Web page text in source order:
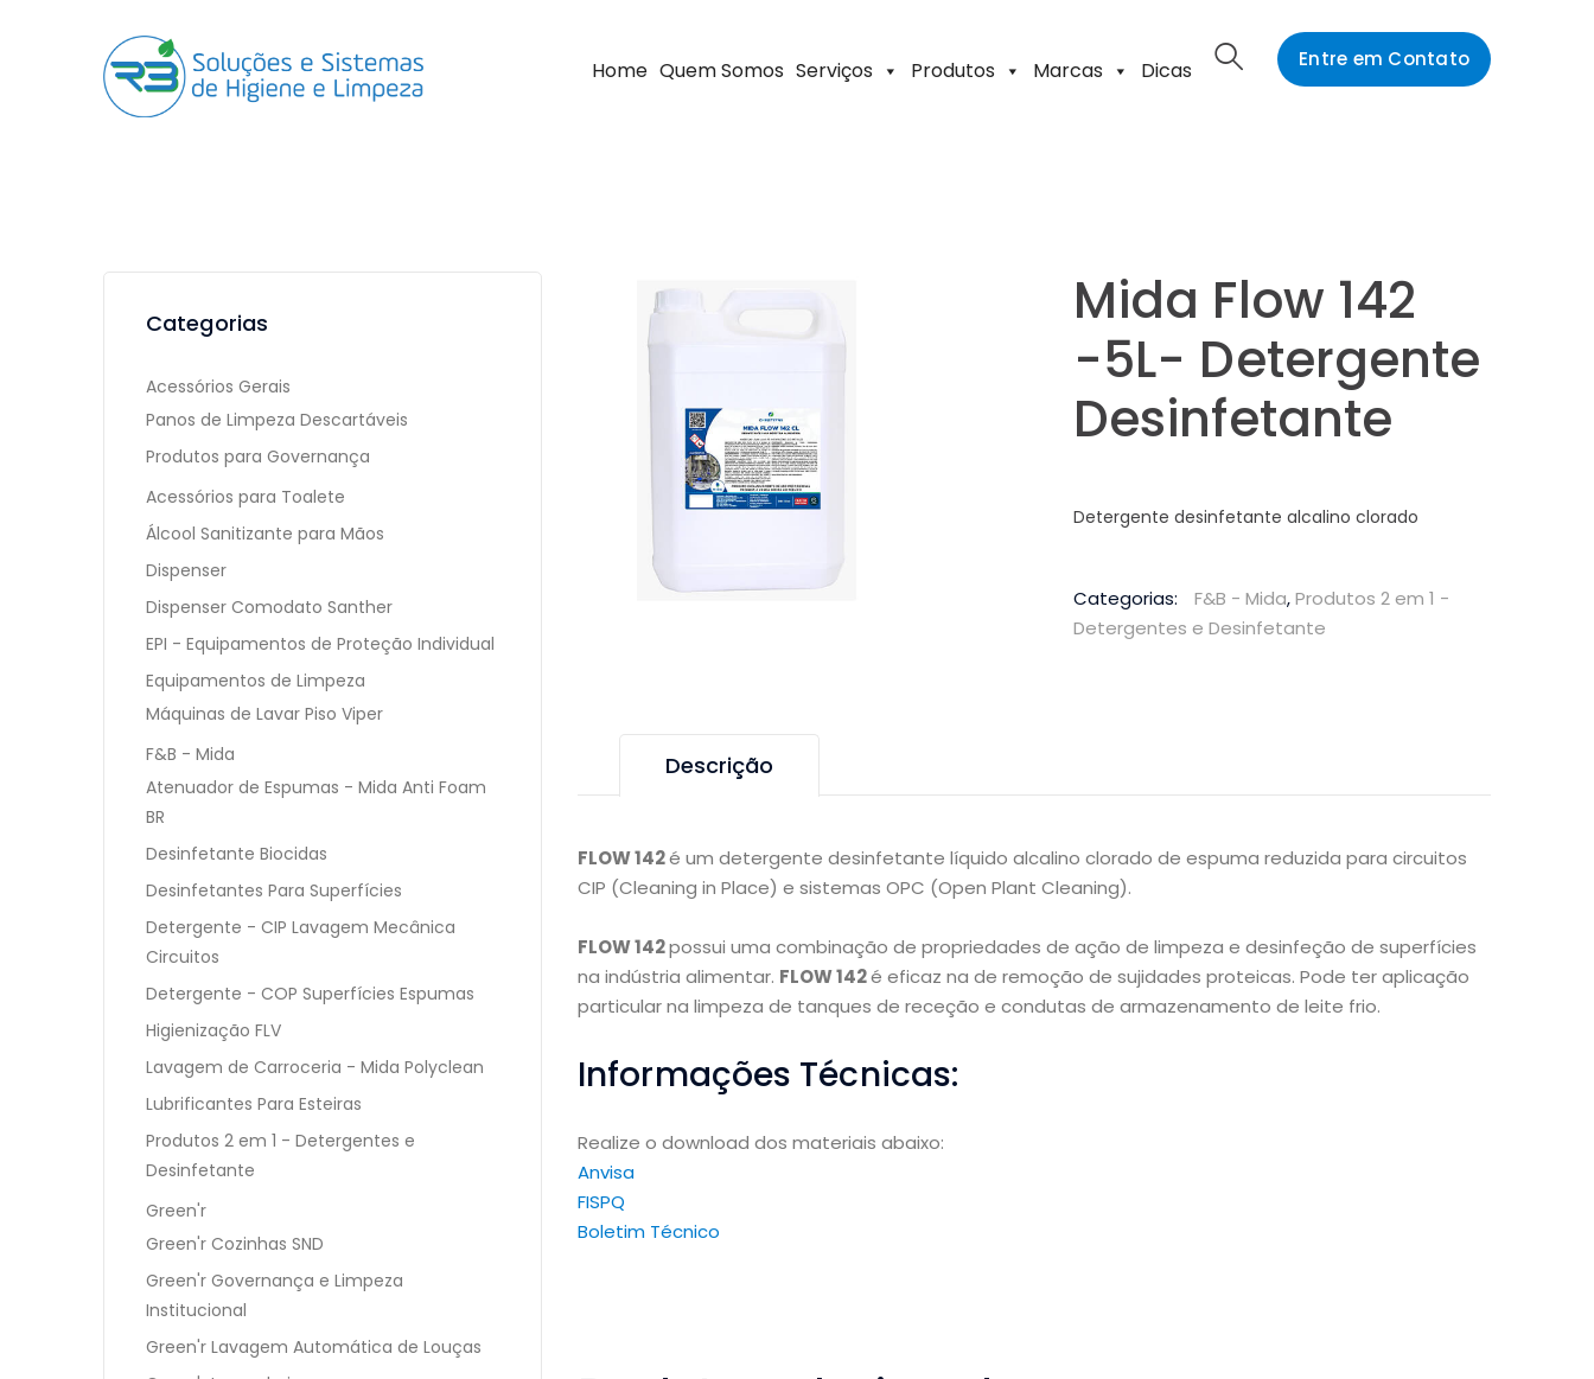
Entre em Contato
Home Quem Somos Serviços Produtos Marcas Dicas
Mida Flow 142
-5L- Detergente
Desinfetante
Detergente desinfetante alcalino clorado
Categorias: F&B - Mida,Produtos 2 em 1 -
Detergentes e Desinfetante
Descrição
FLOW 142é um detergente desinfetante líquido alcalino clorado de espuma reduzida para circuitos
CIP (Cleaning in Place) e sistemas OPC (Open Plant Cleaning).
FLOW 142possui uma combinação de propriedades de ação de limpeza e desinfeção de superfícies
na indústria alimentar. FLOW 142é eficaz na de remoção de sujidades proteicas. Pode ter aplicação
particular na limpeza de tanques de receção e condutas de armazenamento de leite frio.
Informações Técnicas:
Realize o download dos materiais abaixo:
Anvisa
FISPQ
Boletim Técnico
Categorias
Acessórios Gerais
Panos de Limpeza Descartáveis
Produtos para Governança
Acessórios para Toalete
Álcool Sanitizante para Mãos
Dispenser
Dispenser Comodato Santher
EPI - Equipamentos de Proteção Individual
Equipamentos de Limpeza
Máquinas de Lavar Piso Viper
F&B - Mida
Atenuador de Espumas - Mida Anti Foam
BR
Desinfetante Biocidas
Desinfetantes Para Superfícies
Detergente - CIP Lavagem Mecânica
Circuitos
Detergente - COP Superfícies Espumas
Higienização FLV
Lavagem de Carroceria - Mida Polyclean
Lubrificantes Para Esteiras
Produtos 2 em 1 - Detergentes e
Desinfetante
Green'r
Green'r Cozinhas SND
Green'r Governança e Limpeza
Institucional
Green'r Lavagem Automática de Louças